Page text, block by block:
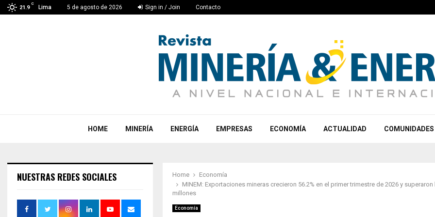
21.9
C
Lima 5 de agosto de 2026 Sign in / Join Contacto
HOME MINERÍA ENERGÍA EMPRESAS ECONOMÍA ACTUALIDAD COMUNIDADES
Home
Economía
MINEM: Exportaciones mineras crecieron 56.2% en el primer trimestre de 2026 y superaron
millones
Economía
NUESTRAS REDES SOCIALES